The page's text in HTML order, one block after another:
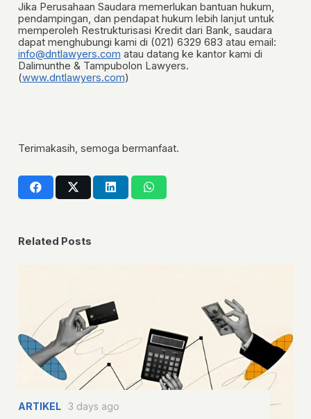
Jika Perusahaan Saudara memerlukan bantuan hukum,
pendampingan, dan pendapat hukum lebih lanjut untuk
memperoleh Restrukturisasi Kredit dari Bank, saudara
dapat menghubungi kami di (021) 6329 683 atau email:
info@dntlawyers.com atau datang ke kantor kami di
Dalimunthe & Tampubolon Lawyers.
(www.dntlawyers.com)
Terimakasih, semoga bermanfaat.
Related Posts
ARTIKEL 3 days ago